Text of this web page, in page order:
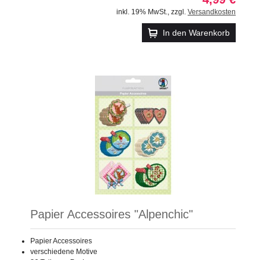
inkl. 19% MwSt. zzgl. Versandkosten
In den Warenkorb
Papier Accessoires "Alpenchic"
Papier Accessoires
verschiedene Motive